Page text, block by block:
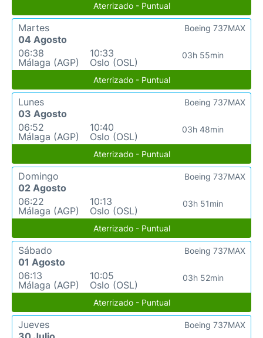
Aterrizado - Puntual
Martes
04 Agosto
06:38
Málaga (AGP)
10:33
Oslo (OSL)
03h 55min
Boeing 737MAX
Aterrizado - Puntual
Lunes
03 Agosto
06:52
Málaga (AGP)
10:40
Oslo (OSL)
03h 48min
Boeing 737MAX
Aterrizado - Puntual
Domingo
02 Agosto
06:22
Málaga (AGP)
10:13
Oslo (OSL)
03h 51min
Boeing 737MAX
Aterrizado - Puntual
Sábado
01 Agosto
06:13
Málaga (AGP)
10:05
Oslo (OSL)
03h 52min
Boeing 737MAX
Aterrizado - Puntual
Jueves
Boeing 737MAX